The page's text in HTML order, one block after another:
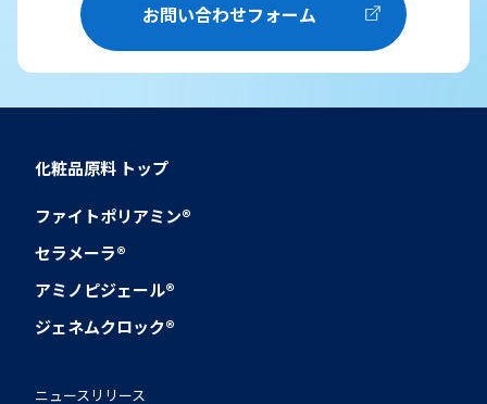
お問い合わせフォーム
化粧品原料 トップ
ファイトポリアミン®
セラメーラ®
アミノピジェール®
ジェネムクロック®
ニュースリリース